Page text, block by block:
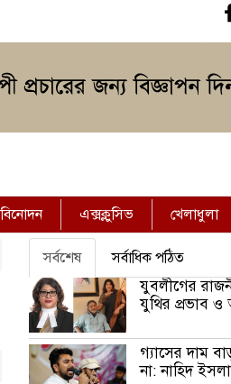
বিনোদন এক্সক্লুসিভ খেলাধুলা
সর্বশেষ সর্বাধিক পঠিত
যুবলীগের
যুথির প্রভাব
গ্যাসের দাম
না: নাহিদ